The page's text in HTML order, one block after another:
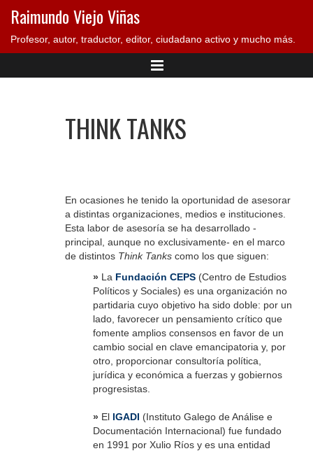
Raimundo Viejo Viñas
Profesor, autor, traductor, editor, ciudadano activo y mucho más.
THINK TANKS
En ocasiones he tenido la oportunidad de asesorar
a distintas organizaciones, medios e instituciones.
Esta labor de asesoría se ha desarrollado -
principal, aunque no exclusivamente- en el marco
de distintos Think Tankscomo los que siguen:
» La Fundación CEPS(Centro de Estudios
Políticos y Sociales) es una organización no
partidaria cuyo objetivo ha sido doble: por un
lado, favorecer un pensamiento crítico que
fomente amplios consensos en favor de un
cambio social en clave emancipatoria y, por
otro, proporcionar consultoría política,
jurídica y económica a fuerzas y gobiernos
progresistas.
»El IGADI (Instituto Galego de Análise e
Documentación Internacional) fue fundado
en 1991 por Xulio Ríos y es una entidad